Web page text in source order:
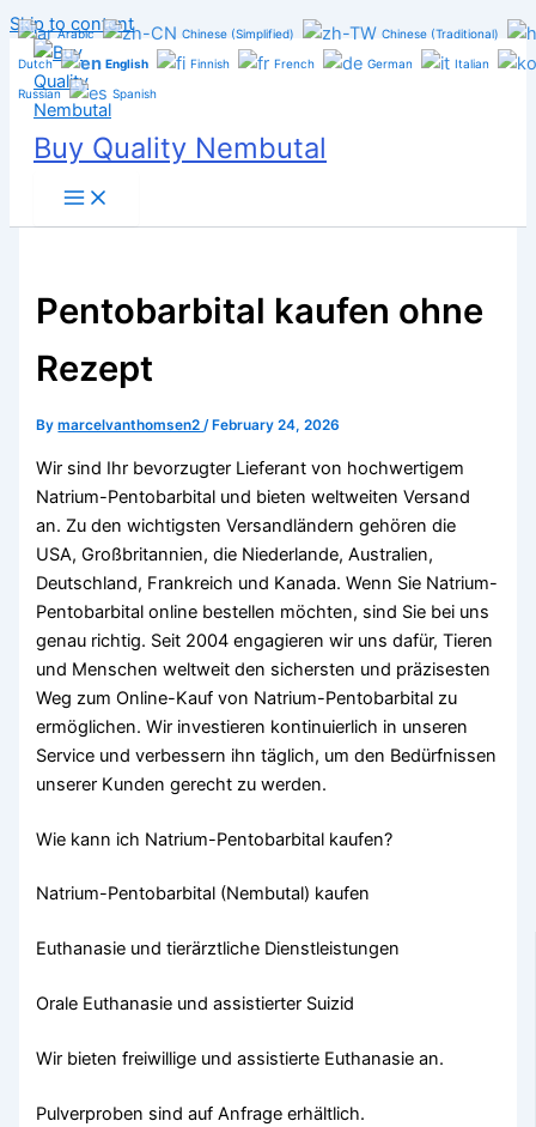
Skip to content
Buy Quality Nembutal
Pentobarbital kaufen ohne
Rezept
Bymarcelvanthomsen2/ February 24, 2026
Wir sind Ihr bevorzugter Lieferant von hochwertigem
Natrium-Pentobarbital und bieten weltweiten Versand
an. Zu den wichtigsten Versandländern gehören die
USA, Großbritannien, die Niederlande, Australien,
Deutschland, Frankreich und Kanada. Wenn Sie Natrium-
Pentobarbital online bestellen möchten, sind Sie bei uns
genau richtig. Seit 2004 engagieren wir uns dafür, Tieren
und Menschen weltweit den sichersten und präzisesten
Weg zum Online-Kauf von Natrium-Pentobarbital zu
ermöglichen. Wir investieren kontinuierlich in unseren
Service und verbessern ihn täglich, um den Bedürfnissen
unserer Kunden gerecht zu werden.
Wie kann ich Natrium-Pentobarbital kaufen?
Natrium-Pentobarbital (Nembutal) kaufen
Euthanasie und tierärztliche Dienstleistungen
Orale Euthanasie und assistierter Suizid
Wir bieten freiwillige und assistierte Euthanasie an.
Pulverproben sind auf Anfrage erhältlich.
Arabic Chinese (Simplified) Chinese (Traditional)
Dutch English Finnish French German Italian
Russian Spanish